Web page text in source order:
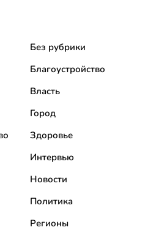
Без рубрики
Благоустройство
Власть
Город
Здоровье
Интервью
Новости
Политика
Регионы